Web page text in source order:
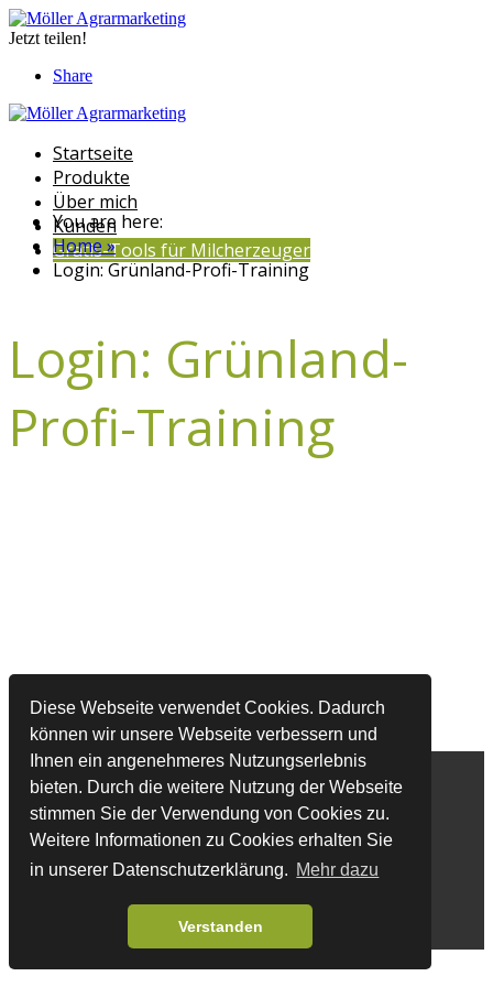
Diese Webseite verwendet Cookies. Dadurch
können wir unsere Webseite verbessern und
Ihnen ein angenehmeres Nutzungserlebnis
bieten. Durch die weitere Nutzung der Webseite
stimmen Sie der Verwendung von Cookies zu.
Weitere Informationen zu Cookies erhalten Sie
in unserer Datenschutzerklärung. Mehr dazu
Verstanden
Jetzt teilen!
Share
Startseite
Produkte
Über mich
Kunden
Gratis-Tools für Milcherzeuger
You are here:
Home »
Login: Grünland-Profi-Training
Login: Grünland-
Profi-Training
Impressum
Datenschutzerklärung
Copyright by Möller Agrarmarketing.
Connect With Me: